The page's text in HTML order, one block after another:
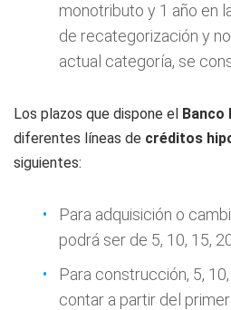
monotributo y 1 año en
de recategorización y
actual categoría, se
Los plazos que dispone el Banco
diferentes líneas de créditos
siguientes:
Para adquisición o
podrá ser de 5, 10, 15,
Para construcción, 5,
contar a partir del